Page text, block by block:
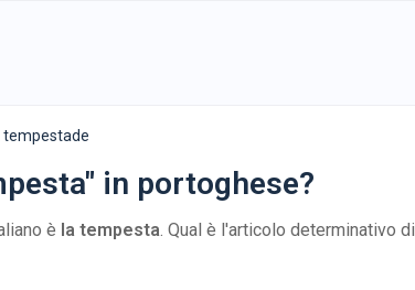
tempestade
in portoghese?
è la tempesta. Qual è l'articolo determinativo di